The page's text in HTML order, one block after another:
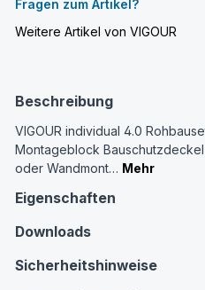
Fragen zum Artikel?
Weitere Artikel von VIGOUR
Beschreibung
VIGOUR individual 4.0
Montageblock
oder Wandmont… Mehr
Eigenschaften
Downloads
Sicherheitshinweise